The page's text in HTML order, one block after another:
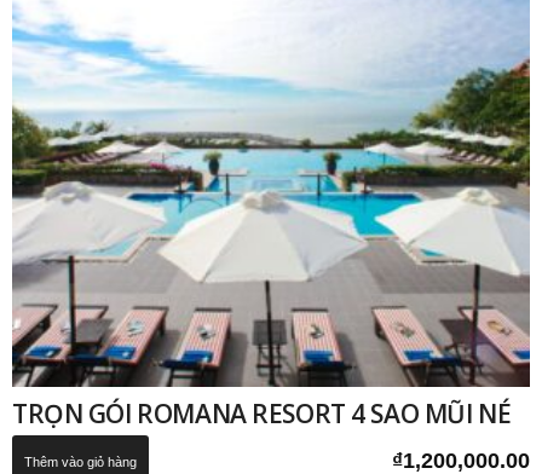
TRỌN GÓI ROMANA RESORT 4 SAO MŨI NÉ
₫1,200,000.00
Thêm vào giỏ hàng